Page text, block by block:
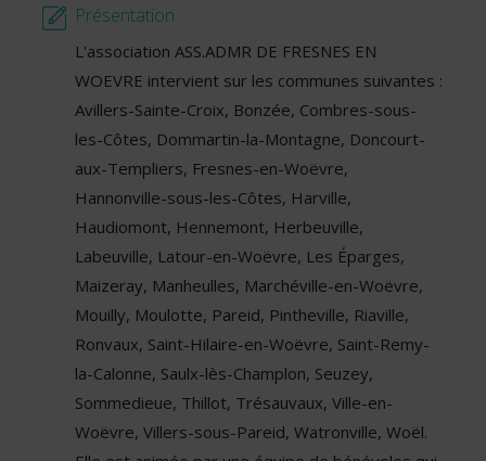
Présentation
L'association ASS.ADMR DE FRESNES EN
WOEVRE intervient sur les communes suivantes :
Avillers-Sainte-Croix, Bonzée, Combres-sous-
les-Côtes, Dommartin-la-Montagne, Doncourt-
aux-Templiers, Fresnes-en-Woëvre,
Hannonville-sous-les-Côtes, Harville,
Haudiomont, Hennemont, Herbeuville,
Labeuville, Latour-en-Woëvre, Les Éparges,
Maizeray, Manheulles, Marchéville-en-Woëvre,
Mouilly, Moulotte, Pareid, Pintheville, Riaville,
Ronvaux, Saint-Hilaire-en-Woëvre, Saint-Remy-
la-Calonne, Saulx-lès-Champlon, Seuzey,
Sommedieue, Thillot, Trésauvaux, Ville-en-
Woëvre, Villers-sous-Pareid, Watronville, Woël.